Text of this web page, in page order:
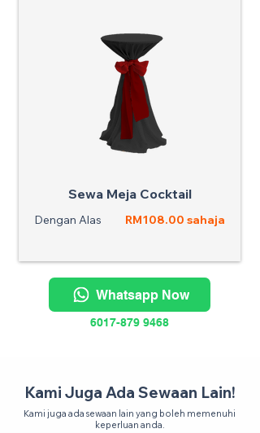
Sewa Meja Cocktail
Dengan Alas RM108.00 sahaja
Whatsapp Now
6017-879 9468
Kami Juga Ada Sewaan Lain!
Kami juga ada sewaan lain yang boleh memenuhi
keperluan anda.